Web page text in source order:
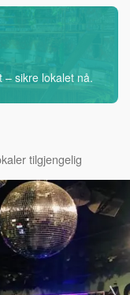
– sikre lokalet nå.
tilgjengelig